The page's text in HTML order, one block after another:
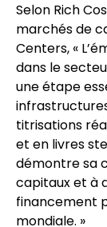
Selon Rich
marchés de
Centers, «
dans le
une étape
titrisations
et en livres
démontre sa
capitaux et à
financement
mondiale. »